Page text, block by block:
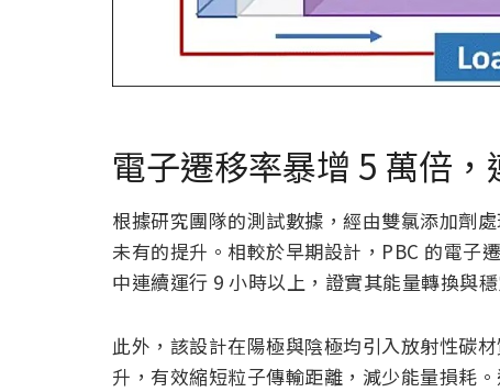
電子遷移率暴增 5 萬倍
根據研究團隊的測試數據，經由雙氯添加劑
未有的提升。相較於早期設計，PBC 的電子
中連續運行 9 小時以上，證實其能量轉換與
此外，該設計在陽極與陰極均引入放射性碳
升，有效縮短粒子傳輸距離，減少能量損耗